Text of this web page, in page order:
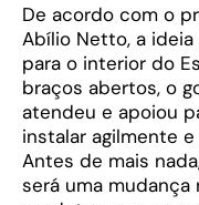
De acordo com o
Abílio Netto, a
para o interior do
braços abertos, o
atendeu e apoiou
instalar agilmente
Antes de mais
será uma